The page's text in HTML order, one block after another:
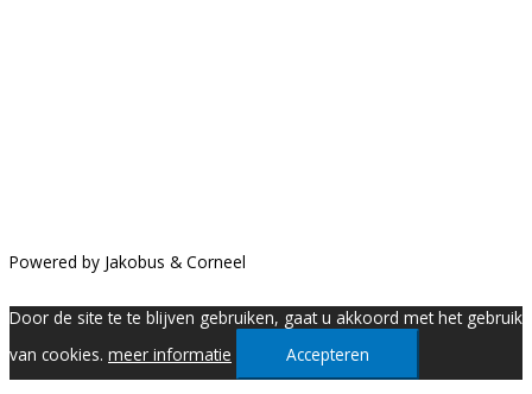
Powered by Jakobus & Corneel
Door de site te te blijven gebruiken, gaat u akkoord met het gebruik
van cookies. meer informatie Accepteren